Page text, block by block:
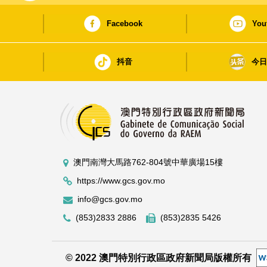
Facebook
抖音 今
澳門南灣大馬路762-804號中華廣場15樓
https://www.gcs.gov.mo
info@gcs.gov.mo
(853)2833 2886
(853)2835 5426
© 2022 澳門特別行政區政府新聞局版權所有